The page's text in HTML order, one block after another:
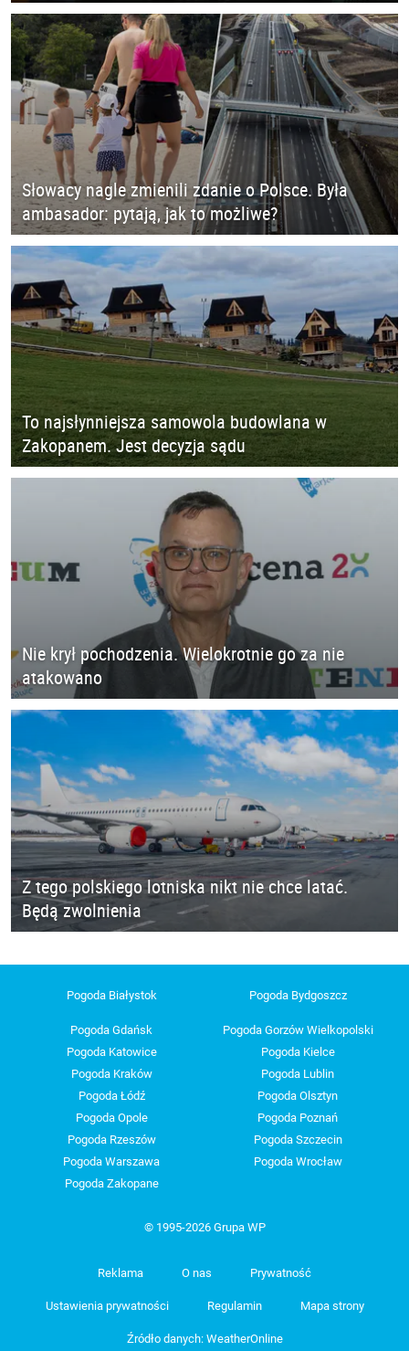
Słowacy nagle zmienili zdanie o Polsce. Była
ambasador: pytają, jak to możliwe?
To najsłynniejsza samowola budowlana w
Zakopanem. Jest decyzja sądu
Nie krył pochodzenia. Wielokrotnie go za nie
atakowano
Z tego polskiego lotniska nikt nie chce latać.
Będą zwolnienia
Pogoda Białystok Pogoda Bydgoszcz
Pogoda Gdańsk
Pogoda Gorzów Wielkopolski
Pogoda Katowice
Pogoda Kielce
Pogoda Kraków
Pogoda Lublin
Pogoda Łódź
Pogoda Olsztyn
Pogoda Opole
Pogoda Poznań
Pogoda Rzeszów
Pogoda Szczecin
Pogoda Warszawa
Pogoda Wrocław
Pogoda Zakopane
© 1995-2026 Grupa WP
Reklama O nas Prywatność
Ustawienia prywatności Regulamin Mapa strony
Źródło danych: WeatherOnline